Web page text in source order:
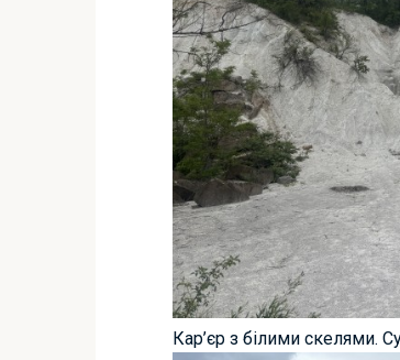
Кар’єр з білими скелями.